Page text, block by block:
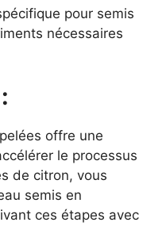
pour semis
nécessaires
offre une
le processus
de citron, vous
semis en
ces étapes avec